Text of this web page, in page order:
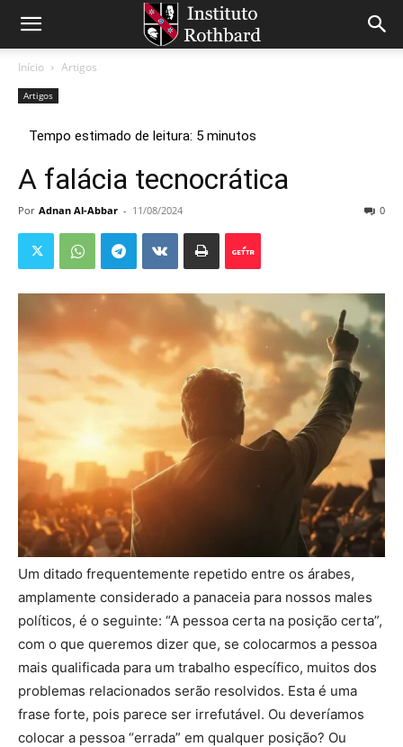
Início Artigos
Artigos
A falácia tecnocrática
Por Adnan Al-Abbar - 11/08/2024 0
Um ditado frequentemente repetido entre os árabes,
amplamente considerado a panaceia para nossos males
políticos, é o seguinte: “A pessoa certa na posição certa”,
com o que queremos dizer que, se colocarmos a pessoa
mais qualificada para um trabalho específico, muitos dos
problemas relacionados serão resolvidos. Esta é uma
frase forte, pois parece ser irrefutável. Ou deveríamos
colocar a pessoa “errada” em qualquer posição? Ou